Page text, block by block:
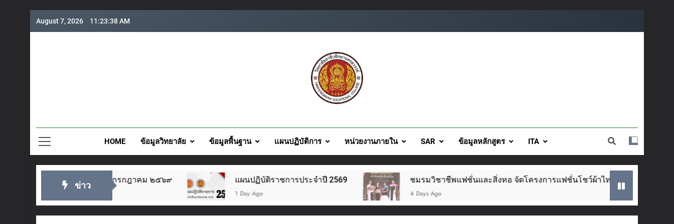
August 7, 2026 11:23:39 AM
HOME ข้อมูลวิทยาลัย ข้อมูลพื้นฐาน แผนปฏิบัติการ หน่วยงานภายใน SAR ข้อมูลหลักสูตร ITA
ข่าว
จพระเจ้าอยู่หัว ๒๘ กรกฎาคม ๒๕๖๙ แผนปฏิบัติราชการประจำปี 2569
1 Day Ago
ชมรมวิชาชีพแฟชั่นและสิ่งทอ จัดโครงการแฟชั่นโชว์ผ้าไทย สไตล์โมเดิร์น วันที่ ๕ ส.ค. นี้
4 Days Ago